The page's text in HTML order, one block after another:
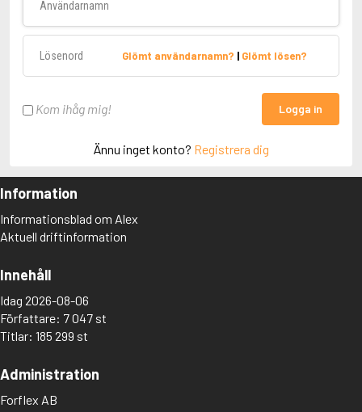
Glömt användarnamn? | Glömt lösen?
Kom ihåg mig! Logga in
Ännu inget konto? Registrera dig
Information
Informationsblad om Alex
Aktuell driftinformation
Innehåll
Idag 2026-08-06
Författare: 7 047 st
Titlar: 185 299 st
Administration
Forflex AB